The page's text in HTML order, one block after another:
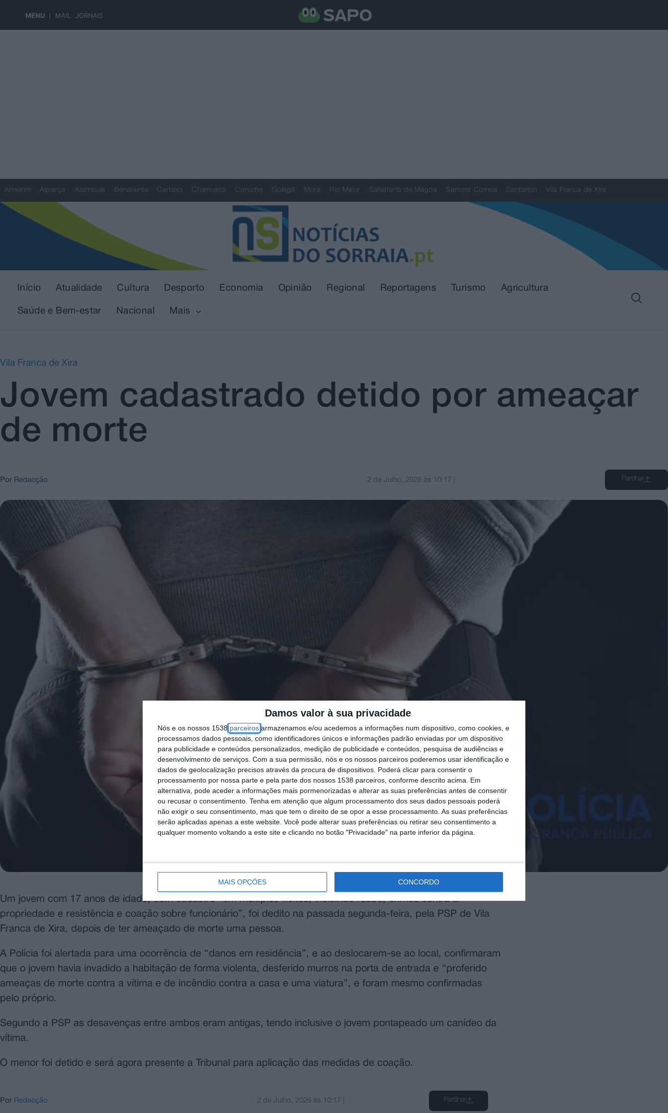
MENU MAIL JORNAIS
Damos valor à sua privacidade
Nós e os nossos 1538 parceiros armazenamos e/ou acedemos a informações num dispositivo, como cookies, e
processamos dados pessoais, como identificadores únicos e informações padrão enviadas por um dispositivo
para publicidade e conteúdos personalizados, medição de publicidade e conteúdos, pesquisa de audiências e
desenvolvimento de serviços. Com a sua permissão, nós e os nossos parceiros poderemos usar identificação e
dados de geolocalização precisos através da procura de dispositivos. Poderá clicar para consentir o
processamento por nossa parte e pela parte dos nossos 1538 parceiros, conforme descrito acima. Em
alternativa, pode aceder a informações mais pormenorizadas e alterar as suas preferências antes de consentir
ou recusar o consentimento. Tenha em atenção que algum processamento dos seus dados pessoais poderá
não exigir o seu consentimento, mas que tem o direito de se opor a esse processamento. As suas preferências
serão aplicadas apenas a este website. Você pode alterar suas preferências ou retirar seu consentimento a
qualquer momento voltando a este site e clicando no botão "Privacidade" na parte inferior da página.
MAIS OPÇÕES CONCORDO
Almeirim Alpiarça Azambuja Benavente Cartaxo Chamusca Coruche Golegã Mora Rio Maior Salvaterra de Magos Samora Correia Santarém Vila Franca de Xira
Início Atualidade Cultura Desporto Economia Opinião Regional Reportagens Turismo Agricultura
Saúde e Bem-estar Nacional Mais
Vila Franca de Xira
Jovem cadastrado detido por ameaçar
de morte
Por Redacção 2 de Julho, 2026 às 10:17 Partilhar
Um jovem com 17 anos de idade, com cadastro “em múltiplos ilícitos, incluindo roubo, crimes contra a
propriedade e resistência e coação sobre funcionário”, foi dedito na passada segunda-feira, pela PSP de Vila
Franca de Xira, depois de ter ameaçado de morte uma pessoa.
A Polícia foi alertada para uma ocorrência de “danos em residência”, e ao deslocarem-se ao local, confirmaram
que o jovem havia invadido a habitação de forma violenta, desferido murros na porta de entrada e “proferido
ameaças de morte contra a vítima e de incêndio contra a casa e uma viatura”, e foram mesmo confirmadas
pelo próprio.
Segundo a PSP as desavenças entre ambos eram antigas, tendo inclusive o jovem pontapeado um canídeo da
vítima.
O menor foi detido e será agora presente a Tribunal para aplicação das medidas de coação.
Por Redacção 2 de Julho, 2026às 10:17 Partilhar